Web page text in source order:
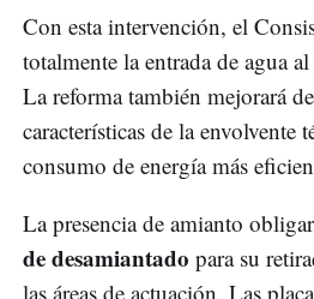
Con esta intervención, el
totalmente la entrada de agua
La reforma también mejorará
características de la envolvente
consumo de energía más
La presencia de amianto
de desamiantado para su
las áreas de actuación. Las